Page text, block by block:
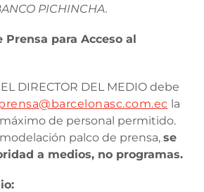
PICHINCHA.
para Acceso al
DIRECTOR DEL MEDIO debe
la
de personal permitido.
palco de prensa, se
a medios, no programas.